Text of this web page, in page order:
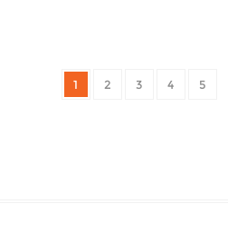
1 2 3 4 5